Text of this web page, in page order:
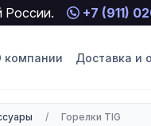
России. +7 (911)
компании Доставка и
/ Горелки TIG